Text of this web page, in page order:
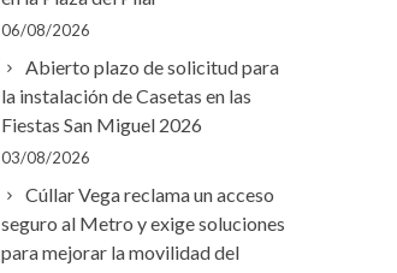
06/08/2026
Abierto plazo de solicitud para
la instalación de Casetas en las
Fiestas San Miguel 2026
03/08/2026
Cúllar Vega reclama un acceso
seguro al Metro y exige soluciones
para mejorar la movilidad del